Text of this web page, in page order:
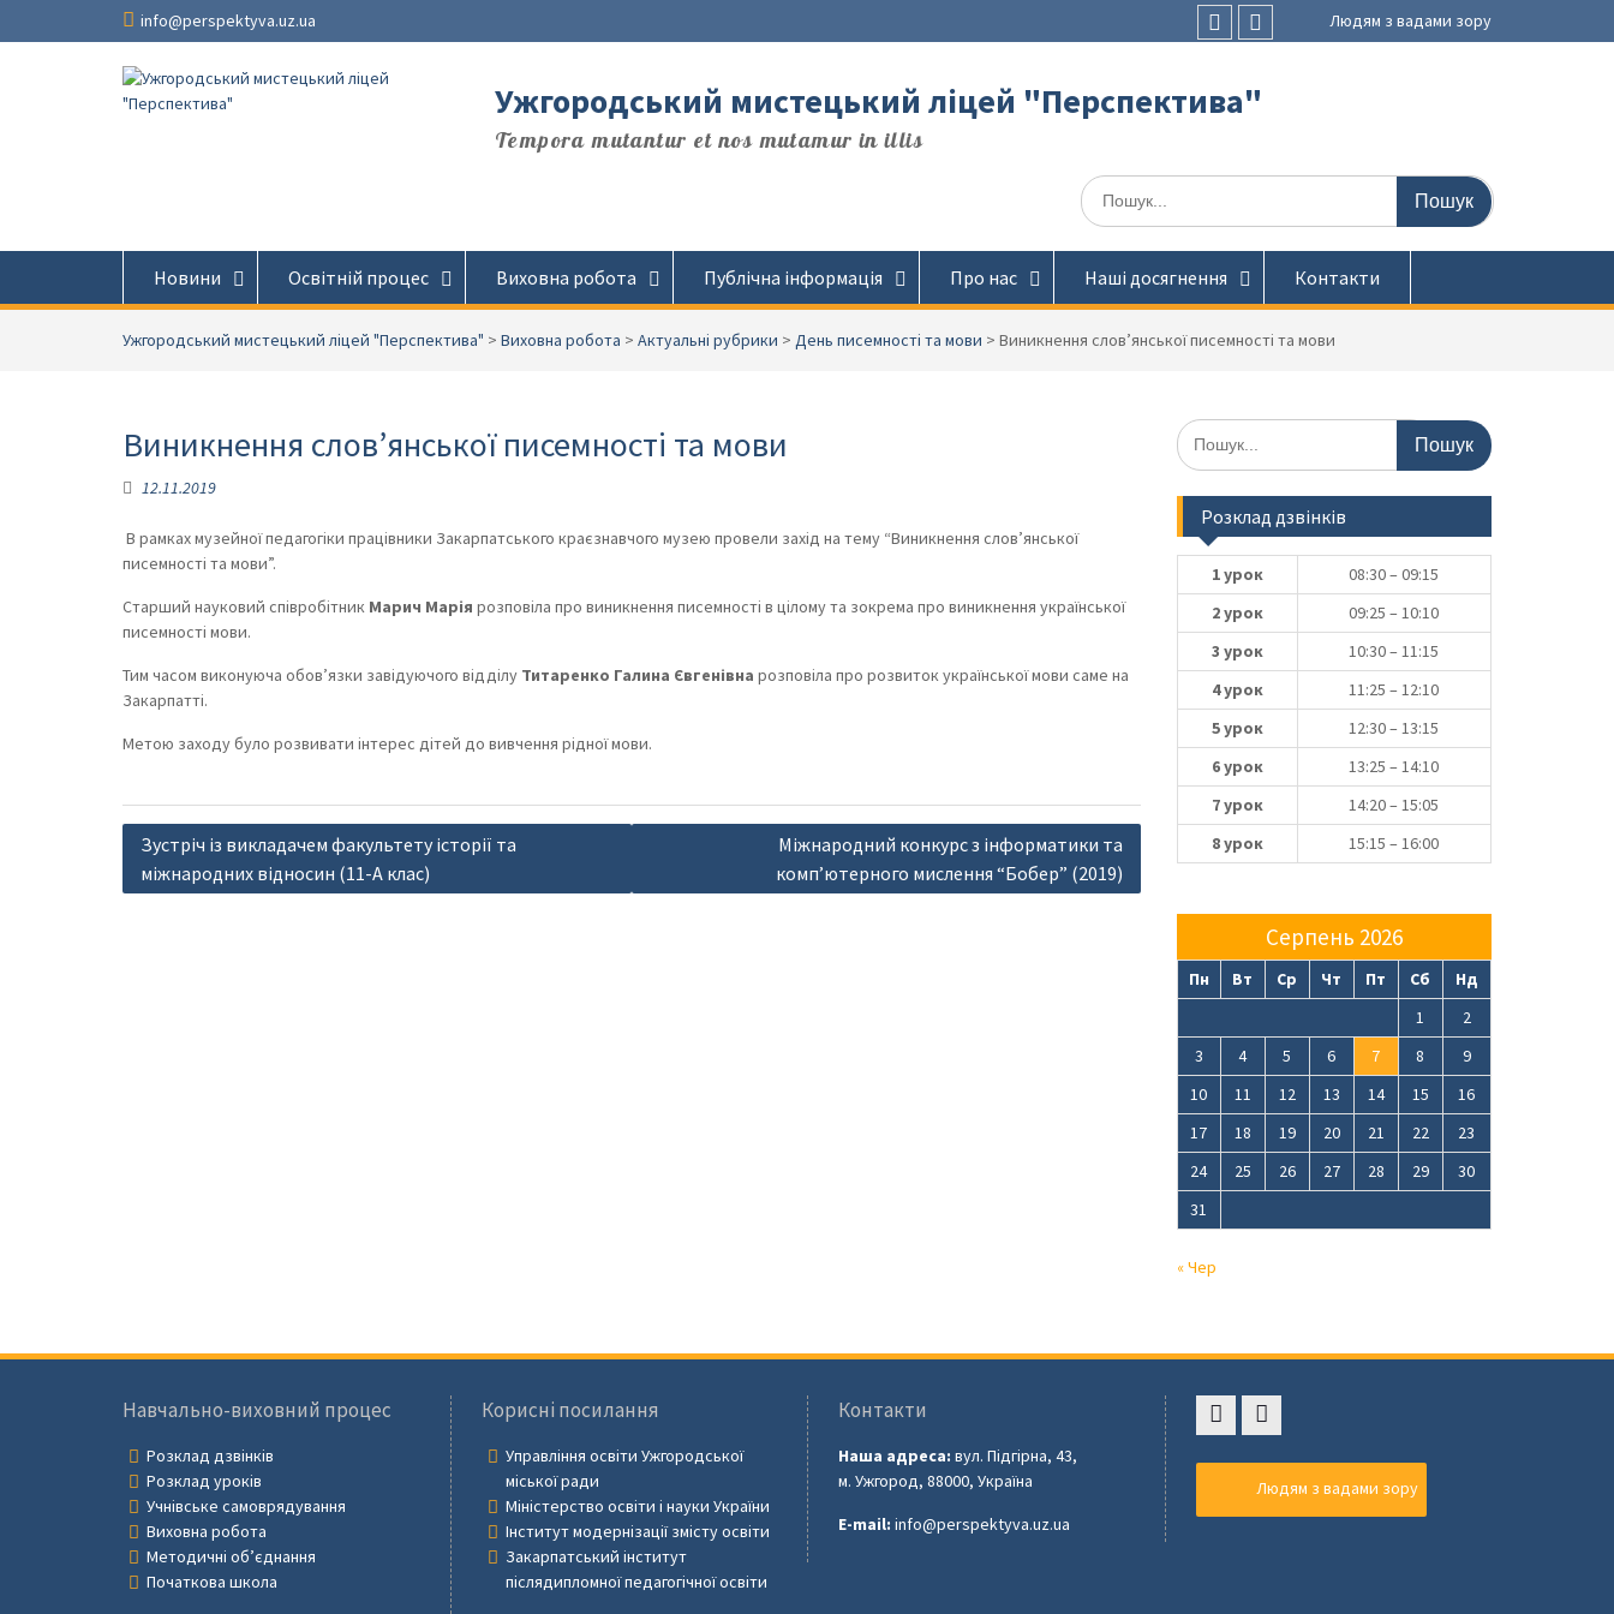
info@perspektyva.uz.ua
Людям з вадами зору
Ужгородський мистецький ліцей "Перспектива"
Tempora mutantur et nos mutamur in illis
Шукати:
Новини Освітній процес Виховна робота Публічна інформація Про нас Наші досягнення Контакти
Ужгородський мистецький ліцей "Перспектива" > Виховна робота > Актуальні рубрики > День писемності та мови > Виникнення слов’янської писемності та мови
Виникнення слов’янської писемності та мови
12.11.2019
В рамках музейної педагогіки працівники Закарпатського краєзнавчого музею провели захід на тему “Виникнення слов’янської
писемності та мови”.
Старший науковий співробітник Марич Марія розповіла про виникнення писемності в цілому та зокрема про виникнення української
писемності мови.
Тим часом виконуюча обов’язки завідуючого відділу Титаренко Галина Євгенівна розповіла про розвиток української мови саме на
Закарпатті.
Метою заходу було розвивати інтерес дітей до вивчення рідної мови.
Навігація
записів
Зустріч із викладачем факультету історії та
міжнародних відносин (11-А клас)
Міжнародний конкурс з інформатики та
комп’ютерного мислення “Бобер” (2019)
Шукати:
Розклад дзвінків
1 урок
08:30 – 09:15
2 урок
09:25 – 10:10
3 урок
10:30 – 11:15
4 урок
11:25 – 12:10
5 урок
12:30 – 13:15
6 урок
13:25 – 14:10
7 урок
14:20 – 15:05
8 урок
15:15 – 16:00
Серпень 2026
Пн Вт Ср Чт Пт Сб
Нд
1
2
3
4 5 6 7 8
9
10
11 12 13 14 15
16
17
18 19 20 21 22
23
24
25 26 27 28 29
30
31
« Чер
Навчально-виховний процес
Розклад дзвінків
Розклад уроків
Учнівське самоврядування
Виховна робота
Методичні об’єднання
Початкова школа
Корисні посилання
Управління освіти Ужгородської
міської ради
Міністерство освіти і науки України
Інститут модернізації змісту освіти
Закарпатський інститут
післядипломної педагогічної освіти
Контакти
Наша адреса: вул. Підгірна, 43,
м. Ужгород, 88000, Україна
E-mail: info@perspektyva.uz.ua
Людям з вадами зору